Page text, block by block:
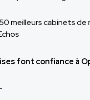
meilleurs cabinets
font confiance à